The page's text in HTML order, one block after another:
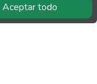
Aceptar todo